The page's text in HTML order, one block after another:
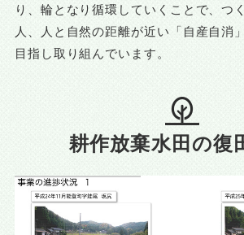
り、輪となり循環していくことで、つ
人、人と自然の距離が近い「自産自消
目指し取り組んでいます。
耕作放棄水田の復